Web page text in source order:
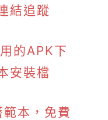
結追蹤
的APK下
安裝檔
本，免費